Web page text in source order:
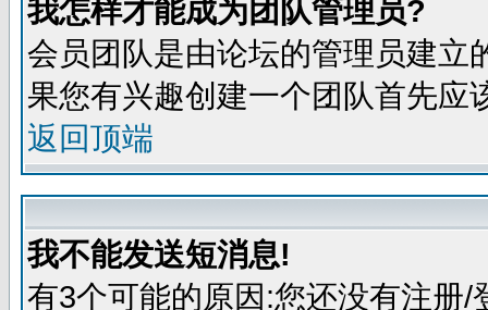
我怎样才能成为团队管理员?
会员团队是由论坛的管理员建立
果您有兴趣创建一个团队首先应
返回顶端
我不能发送短消息!
有3个可能的原因:您还没有注册